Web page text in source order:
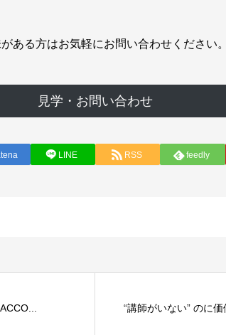
ある方はお気軽にお問い合わせください。
見学・お問い合わせ
LINE RSS feedly
“講師がいない” のに